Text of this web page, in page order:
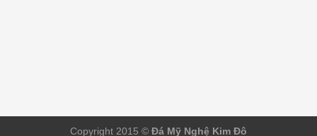
Copyright 2015 © Đá Mỹ Nghệ Kim Đô